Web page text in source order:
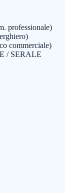
professionale)
commerciale)
/ SERALE